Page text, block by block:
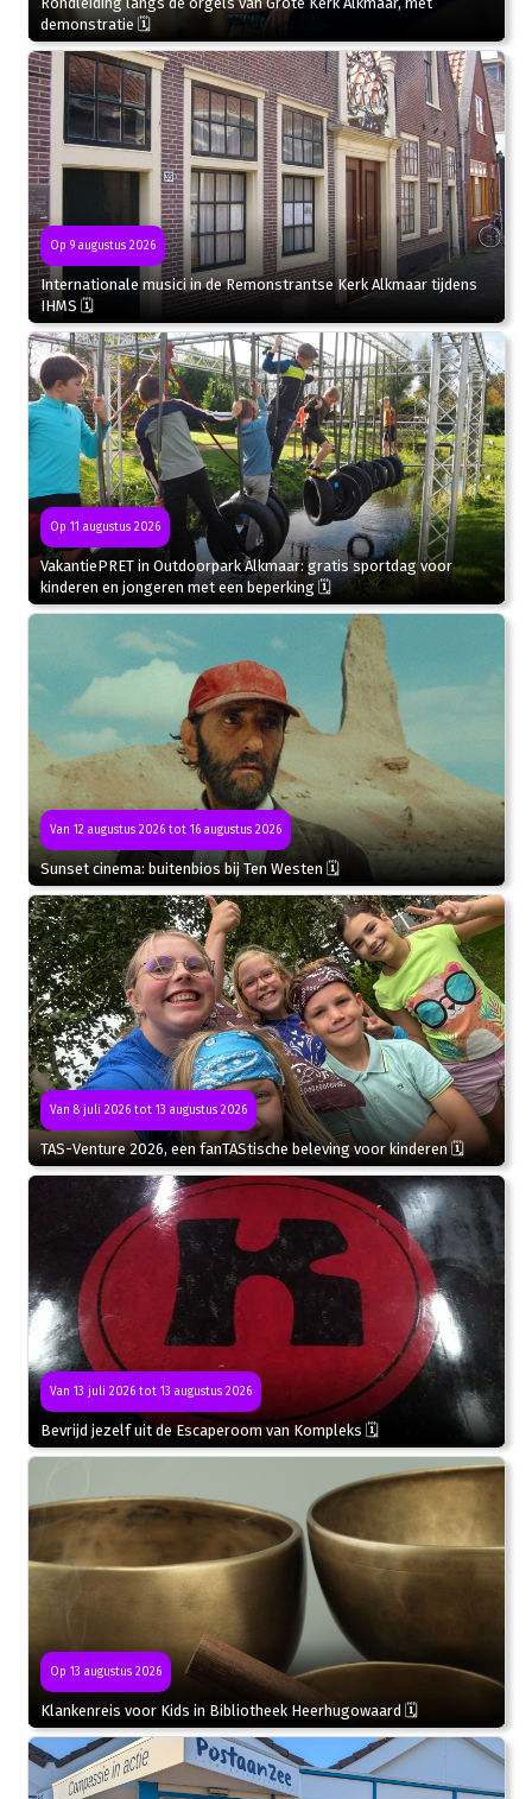
demonstratie 🗓
Op 9 augustus 2026
Internationale musici in de Remonstrantse Kerk Alkmaar tijdens
IHMS 🗓
Op 11 augustus 2026
VakantiePRET in Outdoorpark Alkmaar: gratis sportdag voor
kinderen en jongeren met een beperking 🗓
Van 12 augustus 2026 tot 16 augustus 2026
Sunset cinema: buitenbios bij Ten Westen 🗓
Van 8 juli 2026 tot 13 augustus 2026
TAS-Venture 2026, een fanTAStische beleving voor kinderen 🗓
Van 13 juli 2026 tot 13 augustus 2026
Bevrijd jezelf uit de Escaperoom van Kompleks 🗓
Op 13 augustus 2026
Klankenreis voor Kids in Bibliotheek Heerhugowaard 🗓